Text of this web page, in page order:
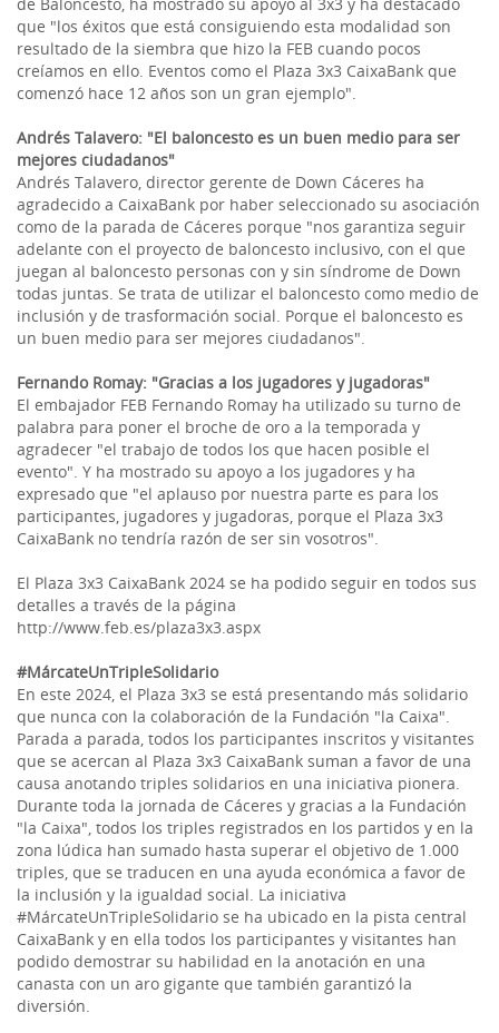
que "los éxitos que está consiguiendo esta modalidad son
resultado de la siembra que hizo la FEB cuando pocos
creíamos en ello. Eventos como el Plaza 3x3 CaixaBank que
comenzó hace 12 años son un gran ejemplo".
Andrés Talavero: "El baloncesto es un buen medio para ser
mejores ciudadanos"
Andrés Talavero, director gerente de Down Cáceres ha
agradecido a CaixaBank por haber seleccionado su asociación
como de la parada de Cáceres porque "nos garantiza seguir
adelante con el proyecto de baloncesto inclusivo, con el que
juegan al baloncesto personas con y sin síndrome de Down
todas juntas. Se trata de utilizar el baloncesto como medio de
inclusión y de trasformación social. Porque el baloncesto es
un buen medio para ser mejores ciudadanos".
Fernando Romay: "Gracias a los jugadores y jugadoras"
El embajador FEB Fernando Romay ha utilizado su turno de
palabra para poner el broche de oro a la temporada y
agradecer "el trabajo de todos los que hacen posible el
evento". Y ha mostrado su apoyo a los jugadores y ha
expresado que "el aplauso por nuestra parte es para los
participantes, jugadores y jugadoras, porque el Plaza 3x3
CaixaBank no tendría razón de ser sin vosotros".
El Plaza 3x3 CaixaBank 2024 se ha podido seguir en todos sus
detalles a través de la página
http://www.feb.es/plaza3x3.aspx
#MárcateUnTripleSolidario
En este 2024, el Plaza 3x3 se está presentando más solidario
que nunca con la colaboración de la Fundación "la Caixa".
Parada a parada, todos los participantes inscritos y visitantes
que se acercan al Plaza 3x3 CaixaBank suman a favor de una
causa anotando triples solidarios en una iniciativa pionera.
Durante toda la jornada de Cáceres y gracias a la Fundación
"la Caixa", todos los triples registrados en los partidos y en la
zona lúdica han sumado hasta superar el objetivo de 1.000
triples, que se traducen en una ayuda económica a favor de
la inclusión y la igualdad social. La iniciativa
#MárcateUnTripleSolidario se ha ubicado en la pista central
CaixaBank y en ella todos los participantes y visitantes han
podido demostrar su habilidad en la anotación en una
canasta con un aro gigante que también garantizó la
diversión.